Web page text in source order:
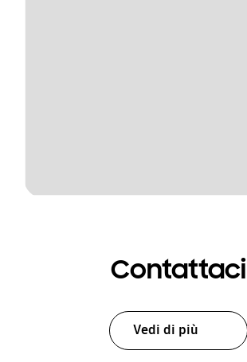
Contattaci
Vedi di più